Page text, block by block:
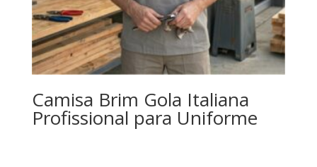
Camisa Brim Gola Italiana
Profissional para Uniforme